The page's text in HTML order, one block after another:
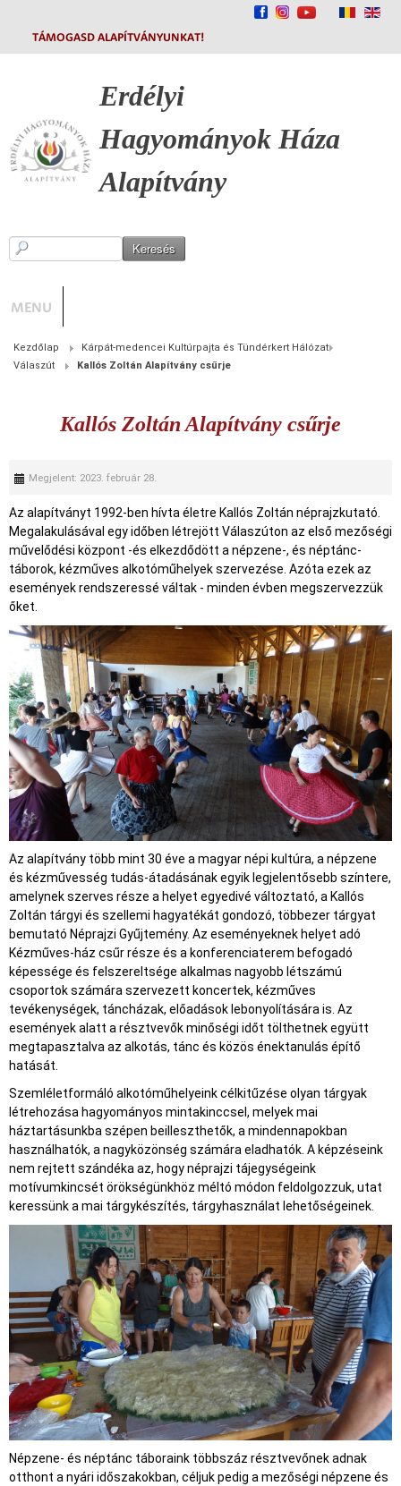
TÁMOGASD ALAPÍTVÁNYUNKAT!
Erdélyi
Hagyományok Háza
Alapítvány
MENU
Kezdőlap
Kárpát-medencei Kultúrpajta és Tündérkert Hálózat
Válaszút
Kallós Zoltán Alapítvány csűrje
Kallós Zoltán Alapítvány csűrje
Megjelent: 2023. február 28.
Az alapítványt 1992-ben hívta életre Kallós Zoltán néprajzkutató.
Megalakulásával egy időben létrejött Válaszúton az első mezőségi
művelődési központ -és elkezdődött a népzene-, és néptánc-
táborok, kézműves alkotóműhelyek szervezése. Azóta ezek az
események rendszeressé váltak - minden évben megszervezzük
őket.
Az alapítvány több mint 30 éve a magyar népi kultúra, a népzene
és kézművesség tudás-átadásának egyik legjelentősebb színtere,
amelynek szerves része a helyet egyedivé változtató, a Kallós
Zoltán tárgyi és szellemi hagyatékát gondozó, többezer tárgyat
bemutató Néprajzi Gyűjtemény. Az eseményeknek helyet adó
Kézműves-ház csűr része és a konferenciaterem befogadó
képessége és felszereltsége alkalmas nagyobb létszámú
csoportok számára szervezett koncertek, kézműves
tevékenységek, táncházak, előadások lebonyolítására is. Az
események alatt a résztvevők minőségi időt tölthetnek együtt
megtapasztalva az alkotás, tánc és közös énektanulás építő
hatását.
Szemléletformáló alkotóműhelyeink célkitűzése olyan tárgyak
létrehozása hagyományos mintakinccsel, melyek mai
háztartásunkba szépen beilleszthetők, a mindennapokban
használhatók, a nagyközönség számára eladhatók. A képzéseink
nem rejtett szándéka az, hogy néprajzi tájegységeink
motívumkincsét örökségünkhöz méltó módon feldolgozzuk, utat
keressünk a mai tárgykészítés, tárgyhasználat lehetőségeinek.
Népzene- és néptánc táboraink többszáz résztvevőnek adnak
otthont a nyári időszakokban, céljuk pedig a mezőségi népzene és